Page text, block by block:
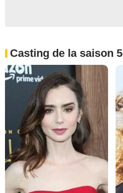
Casting de la saison 5